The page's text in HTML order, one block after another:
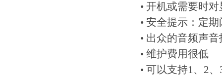
• 开机或需要时
• 安全提示：定
• 出众的音频声
• 维护费用很低
• 可以支持1、2